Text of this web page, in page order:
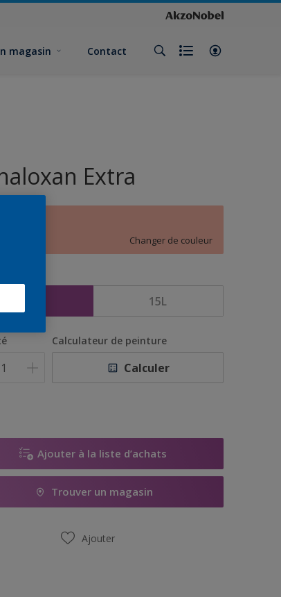
magasin Contact
Extra
Changer de couleur
15L
Calculateur de peinture
Calculer
Ajouter à la liste d’achats
Trouver un magasin
Ajouter